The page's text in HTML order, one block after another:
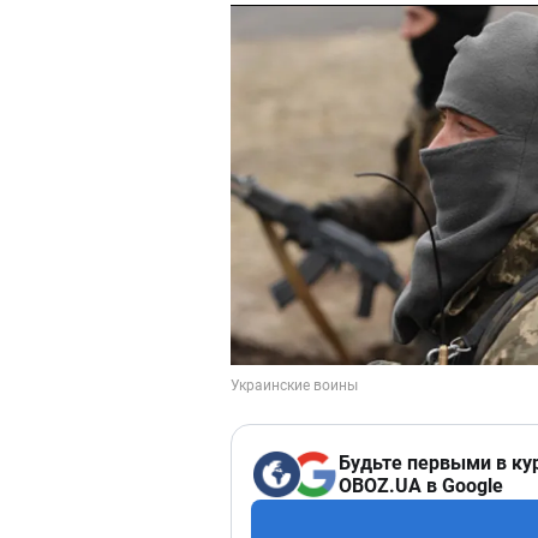
Будьте первыми в
OBOZ.UA в Google